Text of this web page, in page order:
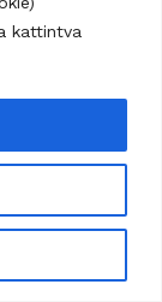
kattintva
októberre
tartanak